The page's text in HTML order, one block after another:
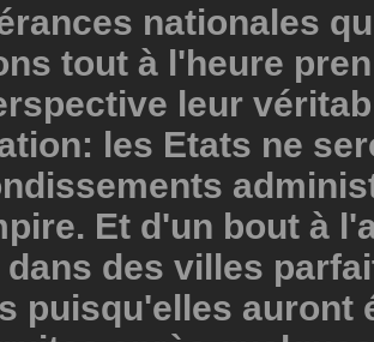
nationales
tout à l'heure
leur
les Etats ne
Et d'un bout à
dans des villes
puisqu'elles auront